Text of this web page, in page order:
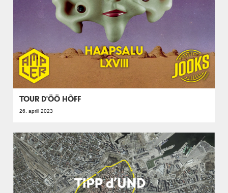
TOUR D'ÖÖ HÕFF
26. aprill 2023